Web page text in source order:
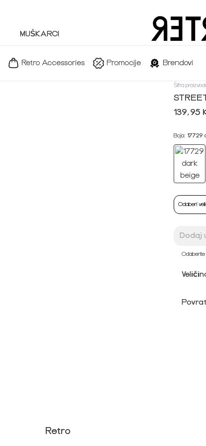
MUŠKARCI
Retro Accessories Promocije Brendovi
Šifra
139,95
Boja: 17729
Odaberi
Dodaj
Odaberite
Retro